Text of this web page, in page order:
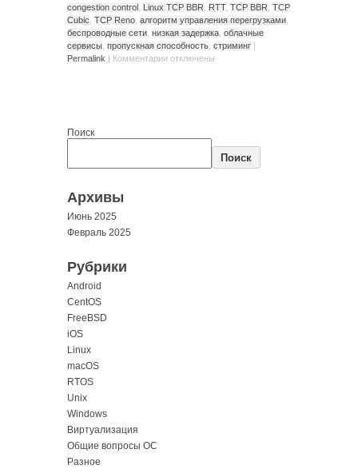
congestion control Linux TCP BBR RTT, TCP BBR TCP
Cubic TCP Reno алгоритм управления перегрузками
беспроводные сети низкая задержка облачные
сервисы пропускная способность стриминг |
Permalink | Комментарии отключены
Поиск
Поиск
Архивы
Июнь 2025
Февраль 2025
Рубрики
Android
CentOS
FreeBSD
iOS
Linux
macOS
RTOS
Unix
Windows
Виртуализация
Общие вопросы ОС
Разное